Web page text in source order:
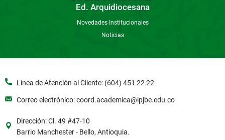
Ed. Arquidiocesana
Novedades Institucionales
Noticias
Línea de Atención al Cliente: (604) 451 22 22
Correo electrónico: coord.academica@ipjbe.edu.co
Dirección: Cl. 49 #47-10
Barrio Manchester - Bello, Antioquia.